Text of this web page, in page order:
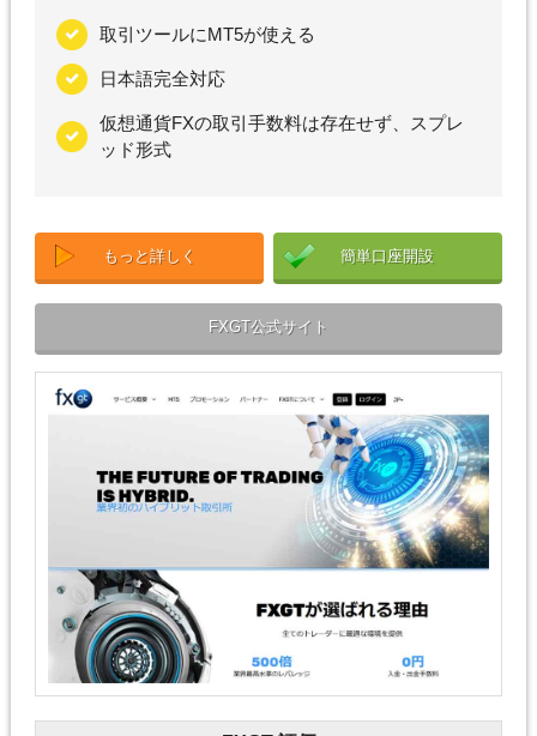
取引ツールにMT5が使える
日本語完全対応
仮想通貨FXの取引手数料は存在せず、スプレ
ッド形式
もっと詳しく 簡単口座開設
FXGT公式サイト